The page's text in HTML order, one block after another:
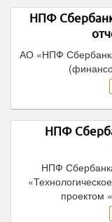
НПФ
АО «НПФ
НПФ
НПФ
проектом